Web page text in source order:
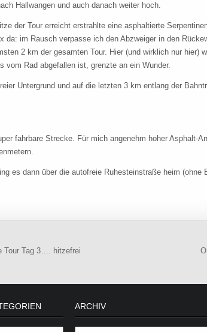
Hallwangen und auch danach weiter hoch.
der Tour erreicht erstrahlte eine asphaltierte
da: im Rausch verpasse ich den Abzweiger in den
2 km der gesamten Tour. Hier (und wirklich nur hier)
vom Rad abgefallen ist, grenzte an ein Wunder.
Untergrund und auf die letzten 3 km entlang der
fahrbare Strecke. Für mich angenehm hoher Asphalt-
es dann über die autofreie Ruhesteinstraße heim (ohne
Tour Tag 3…. hitzefrei
ARCHIV